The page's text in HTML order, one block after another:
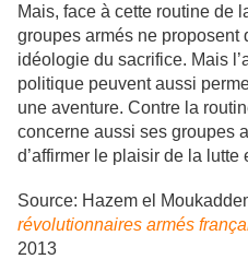
Mais, face à cette routine de
groupes armés ne
idéologie du sacrifice. Mais
politique peuvent aussi
une aventure. Contre la
concerne aussi ses groupes
d’affirmer le plaisir de la lutte
Source: Hazem el
révolutionnaires armés
2013